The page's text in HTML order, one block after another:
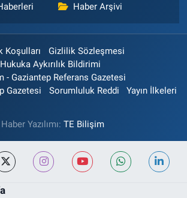
Haber Arşivi
Koşulları
Gizlilik Sözleşmesi
Hukuka Aykırılık Bildirimi
- Gaziantep Referans Gazetesi
Gazetesi
Sorumluluk Reddi Yayın İlkeleri
Haber Yazılımı: TE Bilişim